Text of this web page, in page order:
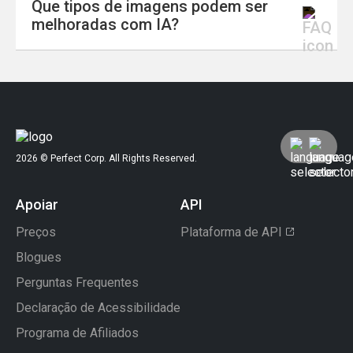
reduzir o desfoque. Embora os resultados
dependam da qualidade original, a IA
geralmente consegue melhorar
A maioria dos melhoradores de imagem com
IA confiáveis processa as imagens de forma
segura e não as armazena permanentemente.
Que tipos de imagens podem ser
melhoradas com IA?
Os melhoradores de imagem com IA
redes sociais, documentos digitalizados e
imagens antigas ou danificadas, sendo ideais
2026 © Perfect Corp. All Rights Reserved.
Apoiar
Preços
Blogues
Perguntas Frequentes
Declaração de Acessibilidade
Programa de Afiliados
API
Plataforma de API